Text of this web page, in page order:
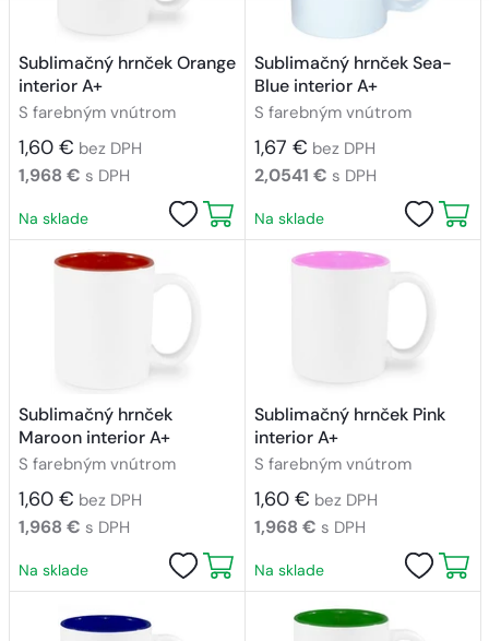
Sublimačný hrnček Orange
interior A+
S farebným vnútrom
1,60 € bez DPH
1,968 € s DPH
Na sklade
Sublimačný hrnček Sea-
Blue interior A+
S farebným vnútrom
1,67 € bez DPH
2,0541 € s DPH
Na sklade
Sublimačný hrnček
Maroon interior A+
S farebným vnútrom
1,60 € bez DPH
1,968 € s DPH
Na sklade
Sublimačný hrnček Pink
interior A+
S farebným vnútrom
1,60 € bez DPH
1,968 € s DPH
Na sklade